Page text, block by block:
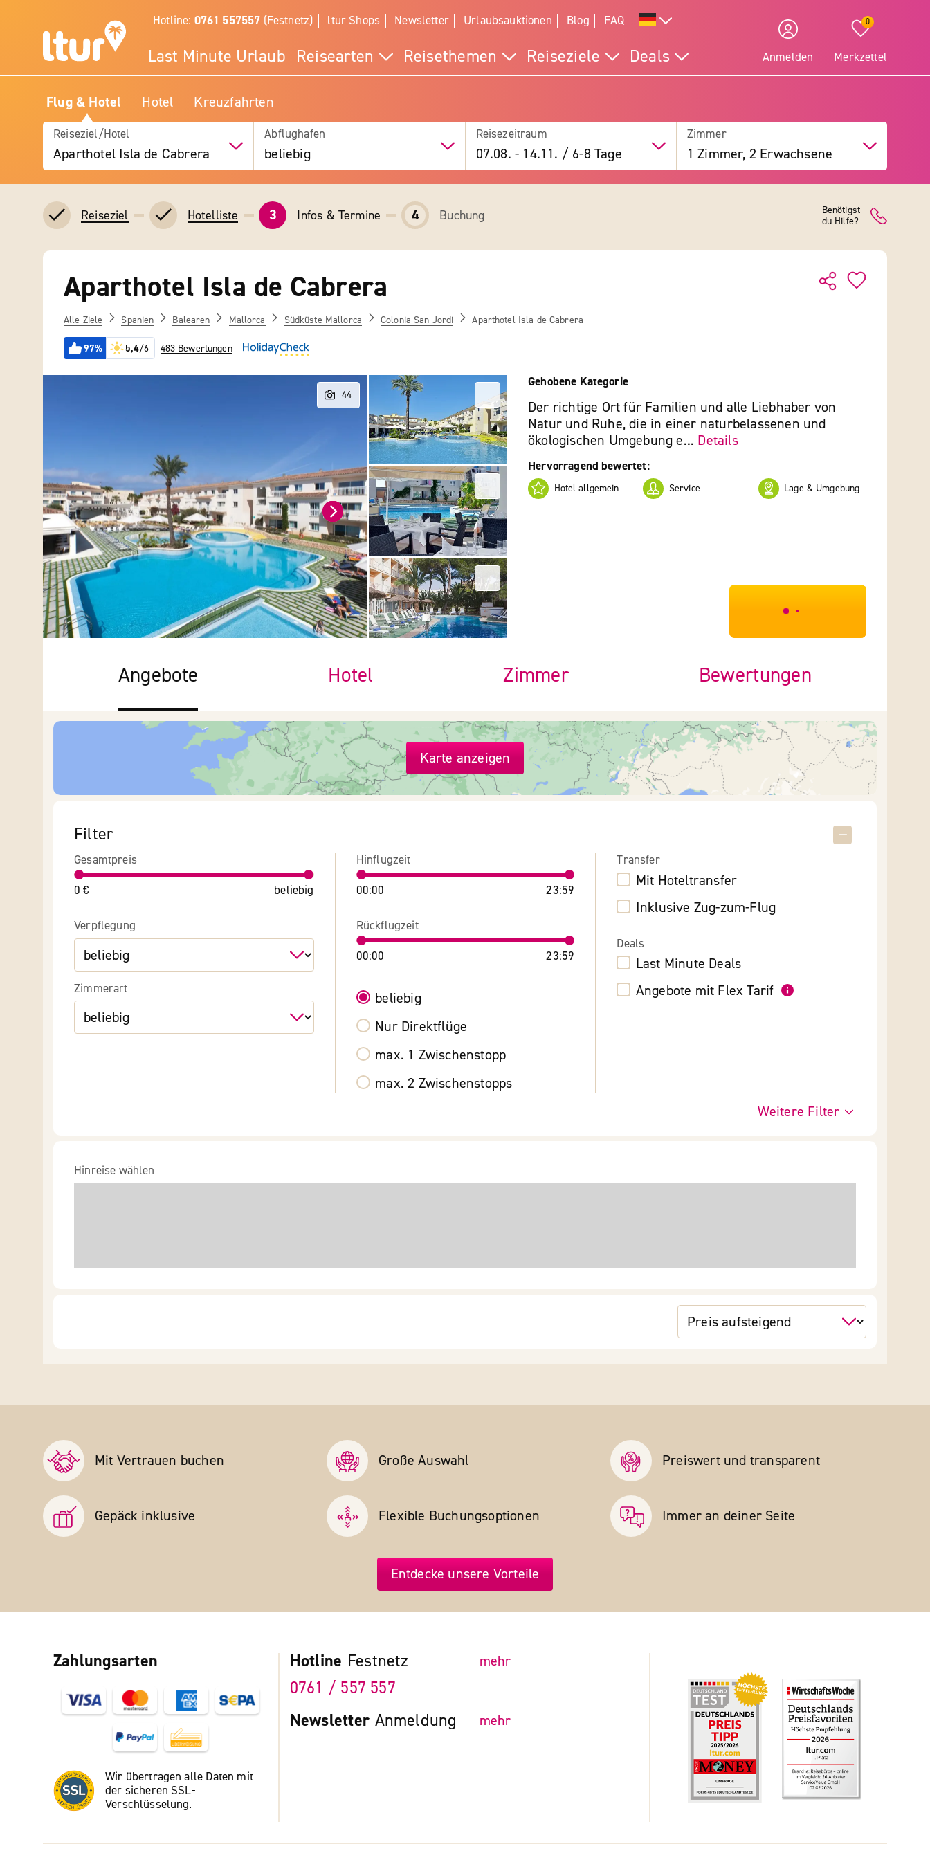
Hotline: 0761 557557 (Festnetz) ltur Shops Newsletter Urlaubsauktionen Blog FAQ
Last Minute Urlaub Reisearten Reisethemen Reiseziele Deals Anmelden
0
Merkzettel
Flug & Hotel Hotel Kreuzfahrten
Reiseziel/Hotel
Aparthotel Isla de Cabrera
Abflughafen
beliebig
Reisezeitraum
07.08. - 14.11. / 6-8 Tage
Zimmer
1 Zimmer, 2 Erwachsene
Reiseziel Hotelliste 3 Infos & Termine 4 Buchung
Benötigst
du Hilfe?
Aparthotel Isla de Cabrera
Alle Ziele Spanien Balearen Mallorca Südküste Mallorca Colonia San Jordi Aparthotel Isla de Cabrera
97% 5,4/6 483 Bewertungen
Gehobene Kategorie
Der richtige Ort für Familien und alle Liebhaber von
Natur und Ruhe, die in einer naturbelassenen und
ökologischen Umgebung e... Details
Hervorragend bewertet:
Hotel allgemein Service Lage & Umgebung
***************
Angebote Hotel Zimmer Bewertungen
Karte anzeigen
Filter
Gesamtpreis
0 € beliebig
Verpflegung
Zimmerart
Hinflugzeit
00:00 23:59
Rückflugzeit
00:00 23:59
beliebig
Nur Direktflüge
max. 1 Zwischenstopp
max. 2 Zwischenstopps
Transfer
Mit Hoteltransfer
Inklusive Zug-zum-Flug
Deals
Last Minute Deals
Angebote mit Flex Tarif
Weitere Filter
Hinreise wählen
Mit Vertrauen buchen Große Auswahl Preiswert und transparent
Gepäck inklusive Flexible Buchungs­optionen Immer an deiner Seite
Entdecke unsere Vorteile
Zahlungsarten
Wir übertragen alle Daten mit
der sicheren SSL-
Verschlüsselung.
Hotline Festnetz mehr
0761 / 557 557
Newsletter Anmeldung mehr